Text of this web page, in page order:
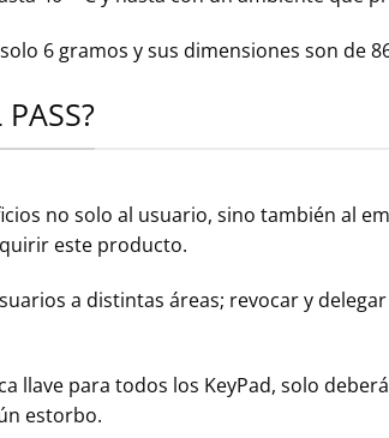
6 gramos y sus dimensiones son de
no solo al usuario, sino también al
este producto.
a distintas áreas; revocar y
llave para todos los KeyPad, solo
estorbo.